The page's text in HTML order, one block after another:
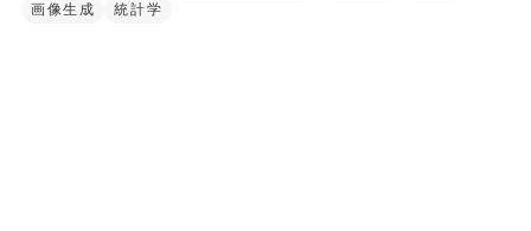
画像生成
統計学